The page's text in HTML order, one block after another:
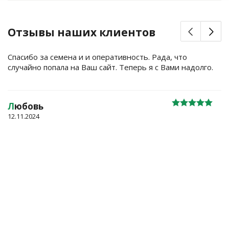
Отзывы наших клиентов
Спасибо за семена и и оперативность. Рада, что
случайно попала на Ваш сайт. Теперь я с Вами надолго.
Любовь
12.11.2024